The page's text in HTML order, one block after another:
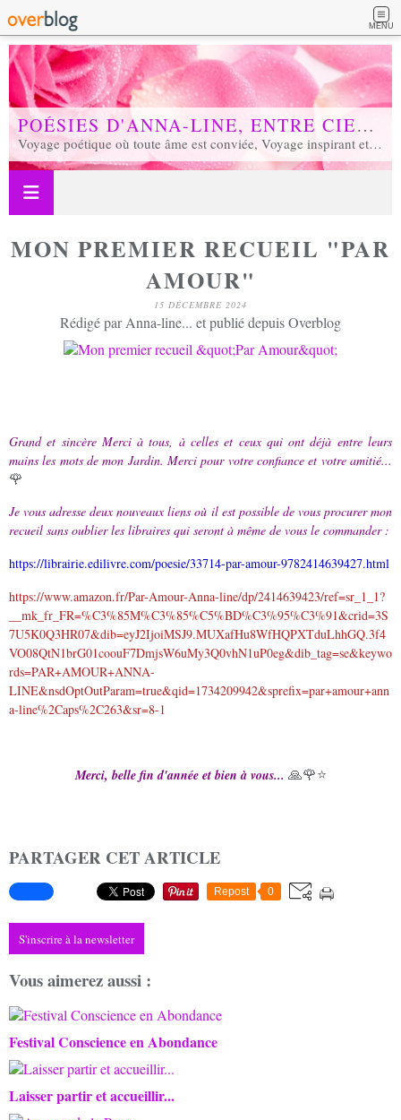
MENU
POÉSIES D'ANNA-LINE, ENTRE CIEL ET TERRE...
Voyage poétique où toute âme est conviée, Voyage inspirant et inspiré, Voyage en soi et d'unité, Voyage au coeur de notre réalité...
MON PREMIER RECUEIL "PAR
AMOUR"
15 DÉCEMBRE 2024
Rédigé par Anna-line... et publié depuis Overblog
Grand et sincère Merci à tous, à celles et ceux qui ont déjà entre leurs
mains les mots de mon Jardin. Merci pour votre confiance et votre amitié...
🌹
Je vous adresse deux nouveaux liens où il est possible de vous procurer mon
recueil sans oublier les libraires qui seront à même de vous le commander :
https://librairie.edilivre.com/poesie/33714-par-amour-9782414639427.html
https://www.amazon.fr/Par-Amour-Anna-line/dp/2414639423/ref=sr_1_1?
__mk_fr_FR=%C3%85M%C3%85%C5%BD%C3%95%C3%91&crid=3S
7U5K0Q3HR07&dib=eyJ2IjoiMSJ9.MUXafHu8WfHQPXTduLhhGQ.3f4
VO08QtN1brG01coouF7DmjsW6uMy3Q0vhN1uP0eg&dib_tag=se&keywo
rds=PAR+AMOUR+ANNA-
LINE&nsdOptOutParam=true&qid=1734209942&sprefix=par+amour+ann
a-line%2Caps%2C263&sr=8-1
Merci, belle fin d'année et bien à vous... 🙏🌹⭐
PARTAGER CET ARTICLE
Repost 0
S'inscrire à la newsletter
Vous aimerez aussi :
Festival Conscience en Abondance
Laisser partir et accueillir...